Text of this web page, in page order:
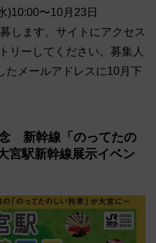
)10:00〜10月23日
します。サイトにアクセス
リーしてください。募集人
たメールアドレスに10月下
新幹線「のってたの
駅新幹線展示イベン